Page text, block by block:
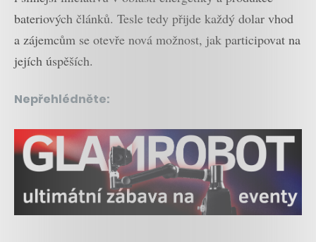
bateriových článků. Tesle tedy přijde každý dolar vhod
a zájemcům se otevře nová možnost, jak participovat na
jejích úspěších.
Nepřehlédněte: